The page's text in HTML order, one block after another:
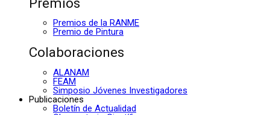
Premios de la RANME
Premio de Pintura
Colaboraciones
ALANAM
FEAM
Simposio Jóvenes Investigadores
Publicaciones
Boletín de Actualidad